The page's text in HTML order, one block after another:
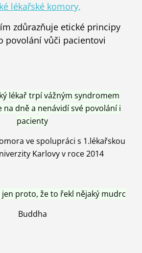
lékařské komory,
zdůrazňuje etické principy
povolání vůči pacientovi
lékař trpí vážným syndromem
na dně a nenávidí své povolání i
pacienty
ve spolupráci s 1.lékařskou
Karlovy v roce 2014
proto, že to řekl nějaký mudrc
Buddha